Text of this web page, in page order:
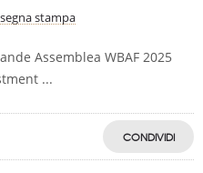
stampa
Assemblea WBAF 2025
...
CONDIVIDI